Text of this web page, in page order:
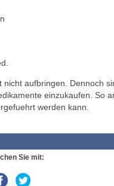
nicht aufbringen. Dennoch
einzukaufen. So
werden kann.
Sie mit: